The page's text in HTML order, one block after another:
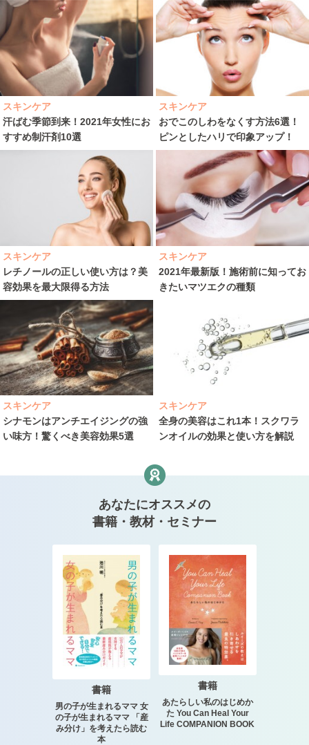
スキンケア
汗ばむ季節到来！2021年女性にお
すすめ制汗剤10選
スキンケア
おでこのしわをなくす方法6選！
ピンとしたハリで印象アップ！
スキンケア
レチノールの正しい使い方は？美
容効果を最大限得る方法
スキンケア
2021年最新版！施術前に知ってお
きたいマツエクの種類
スキンケア
シナモンはアンチエイジングの強
い味方！驚くべき美容効果5選
スキンケア
全身の美容はこれ1本！スクワラ
ンオイルの効果と使い方を解説
あなたにオススメの
書籍・教材・セミナー
書籍
男の子が生まれるママ 女
の子が生まれるママ 「産
み分け」を考えたら読む
本
書籍
あたらしい私のはじめか
た You Can Heal Your
Life COMPANION BOOK